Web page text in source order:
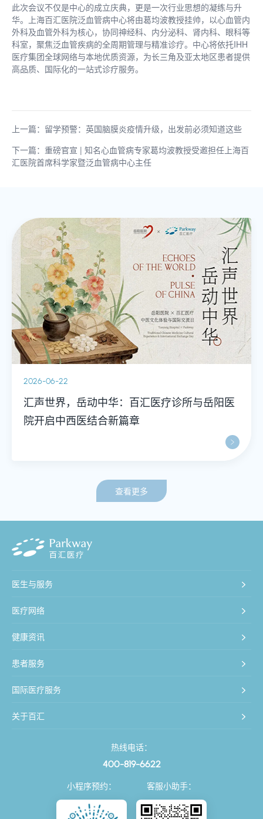
此次会议不仅是中心的成立庆典，更是一次行业思想的凝练与升
华。上海百汇医院泛血管病中心将由葛均波教授挂帅，以心血管内
外科及血管外科为核心，协同神经科、内分泌科、肾内科、眼科等
科室，聚焦泛血管疾病的全周期管理与精准诊疗。中心将依托IHH
医疗集团全球网络与本地优质资源，为长三角及亚太地区患者提供
高品质、国际化的一站式诊疗服务。
上一篇：留学预警：英国脑膜炎疫情升级，出发前必须知道这些
下一篇：重磅官宣 | 知名心血管病专家葛均波教授受邀担任上海百
汇医院首席科学家暨泛血管病中心主任
2026-06-22
汇声世界，岳动中华：百汇医疗诊所与岳阳医
院开启中西医结合新篇章
查看更多
医生与服务
医疗网络
健康资讯
患者服务
国际医疗服务
关于百汇
热线电话：
400-819-6622
小程序预约： 客服小助手：